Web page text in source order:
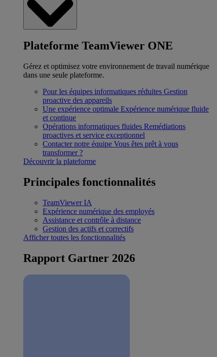
Plateforme TeamViewer ONE
Gérez et optimisez votre environnement de travail numérique
dans une seule plateforme.
Pour les équipes informatiques réduites Gestion
proactive des appareils
Une expérience optimale Expérience numérique fluide
et continue
Opérations informatiques fluides Remédiations
proactives et service exceptionnel
Contacter notre équipe Vous êtes prêt à vous
transformer ?
Découvrir la plateforme
Principales fonctionnalités
TeamViewer IA
Expérience numérique des employés
Assistance et contrôle à distance
Gestion des actifs et correctifs
Afficher toutes les fonctionnalités
Rapport Gartner 2026